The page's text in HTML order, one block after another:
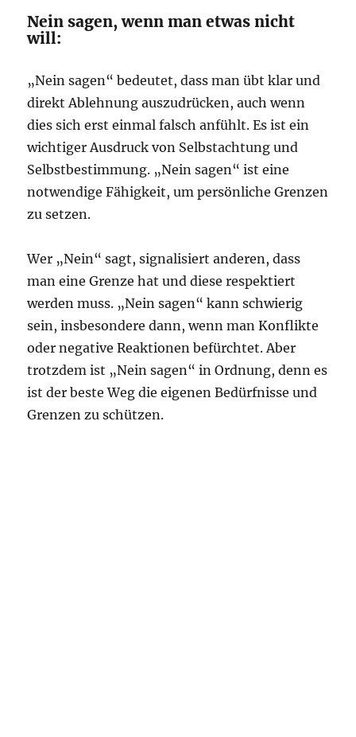
Nein sagen, wenn man etwas nicht
will:
„Nein sagen“ bedeutet, dass man übt klar und
direkt Ablehnung auszudrücken, auch wenn
dies sich erst einmal falsch anfühlt. Es ist ein
wichtiger Ausdruck von Selbstachtung und
Selbstbestimmung. „Nein sagen“ ist eine
notwendige Fähigkeit, um persönliche Grenzen
zu setzen.
Wer „Nein“ sagt, signalisiert anderen, dass
man eine Grenze hat und diese respektiert
werden muss. „Nein sagen“ kann schwierig
sein, insbesondere dann, wenn man Konflikte
oder negative Reaktionen befürchtet. Aber
trotzdem ist „Nein sagen“ in Ordnung, denn es
ist der beste Weg die eigenen Bedürfnisse und
Grenzen zu schützen.